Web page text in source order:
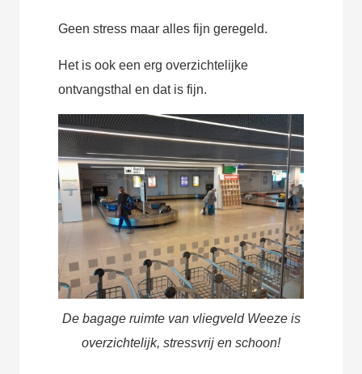
Geen stress maar alles fijn geregeld.
Het is ook een erg overzichtelijke
ontvangsthal en dat is fijn.
De bagage ruimte van vliegveld Weeze is
overzichtelijk, stressvrij en schoon!